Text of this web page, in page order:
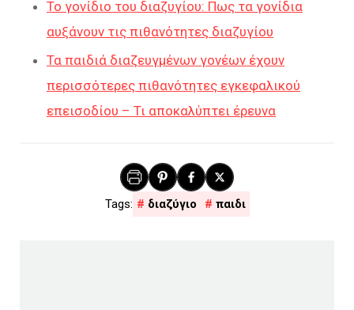
Το γονίδιο του διαζυγίου: Πως τα γονίδια
αυξάνουν τις πιθανότητες διαζυγίου
Τα παιδιά διαζευγμένων γονέων έχουν
περισσότερες πιθανότητες εγκεφαλικού
επεισοδίου – Τι αποκαλύπτει έρευνα
διαζύγιο παιδι